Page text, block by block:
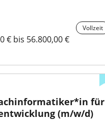
Vollzeit
€ bis 56.800,00 €
für
(m/w/d)